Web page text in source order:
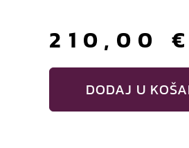
210,00€
DODAJ U